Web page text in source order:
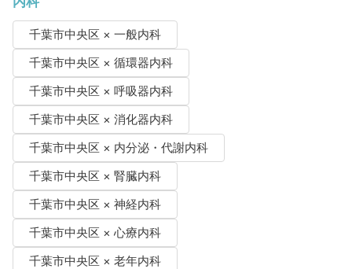
千葉市中央区 × 一般内科
千葉市中央区 × 循環器内科
千葉市中央区 × 呼吸器内科
千葉市中央区 × 消化器内科
千葉市中央区 × 内分泌・代謝内科
千葉市中央区 × 腎臓内科
千葉市中央区 × 神経内科
千葉市中央区 × 心療内科
千葉市中央区 × 老年内科